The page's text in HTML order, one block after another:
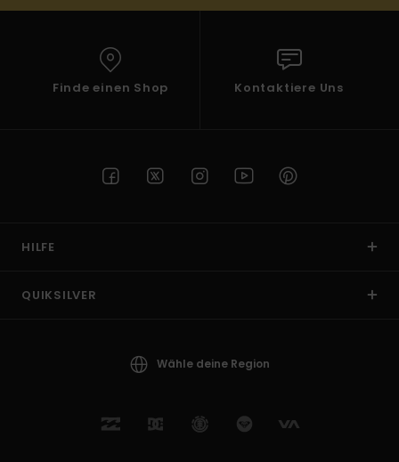
Finde einen Shop Kontaktiere Uns
HILFE
QUIKSILVER
Wähle deine Region